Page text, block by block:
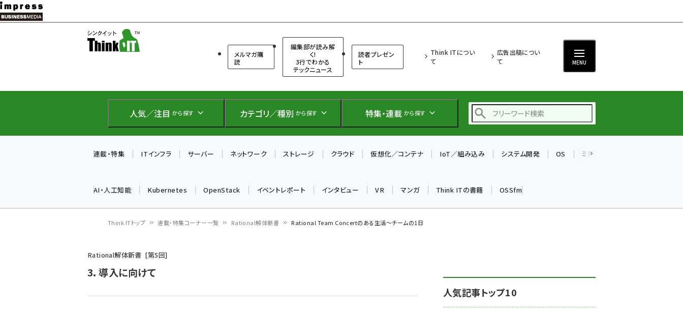
メ
イ
テ
に
メルマガ購
読
編集部が読み解
く!
3行でわかる
テックニュース
読者プレゼン
ト
Think ITについ
て
広告出稿につい
て
MENU
人気／注目 から探す カテゴリ／種別 から探す 特集・連載 から探す
仲間と築いた勝利の絆～
drupal (1921)
genai (1464)
連載・特集 ITインフラ サーバー ネットワーク ストレージ クラウド 仮想化／コンテナ IoT／組み込み システム開発 OS ミドルウェア
AI・人工知能 Kubernetes OpenStack イベントレポート インタビュー VR マンガ Think ITの書籍 OSSfm
ン
く
ず
Think ITトップ 連載・特集コーナー一覧 Rational解体新書 Rational Team Concertのある生活～チームの1日
Rational解体新書 第5回
3. 導入に向けて
人気記事トップ10